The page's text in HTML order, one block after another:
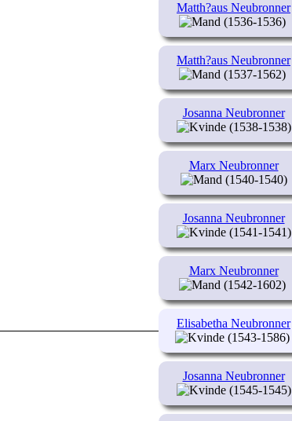
Matth?aus Neubronner
(1536-1536)
Matth?aus Neubronner
(1537-1562)
Josanna Neubronner
(1538-1538)
Marx Neubronner
(1540-1540)
Josanna Neubronner
(1541-1541)
Marx Neubronner
(1542-1602)
Josanna Neubronner
(1545-1545)
Elisabetha Neubronner
(1543-1586)